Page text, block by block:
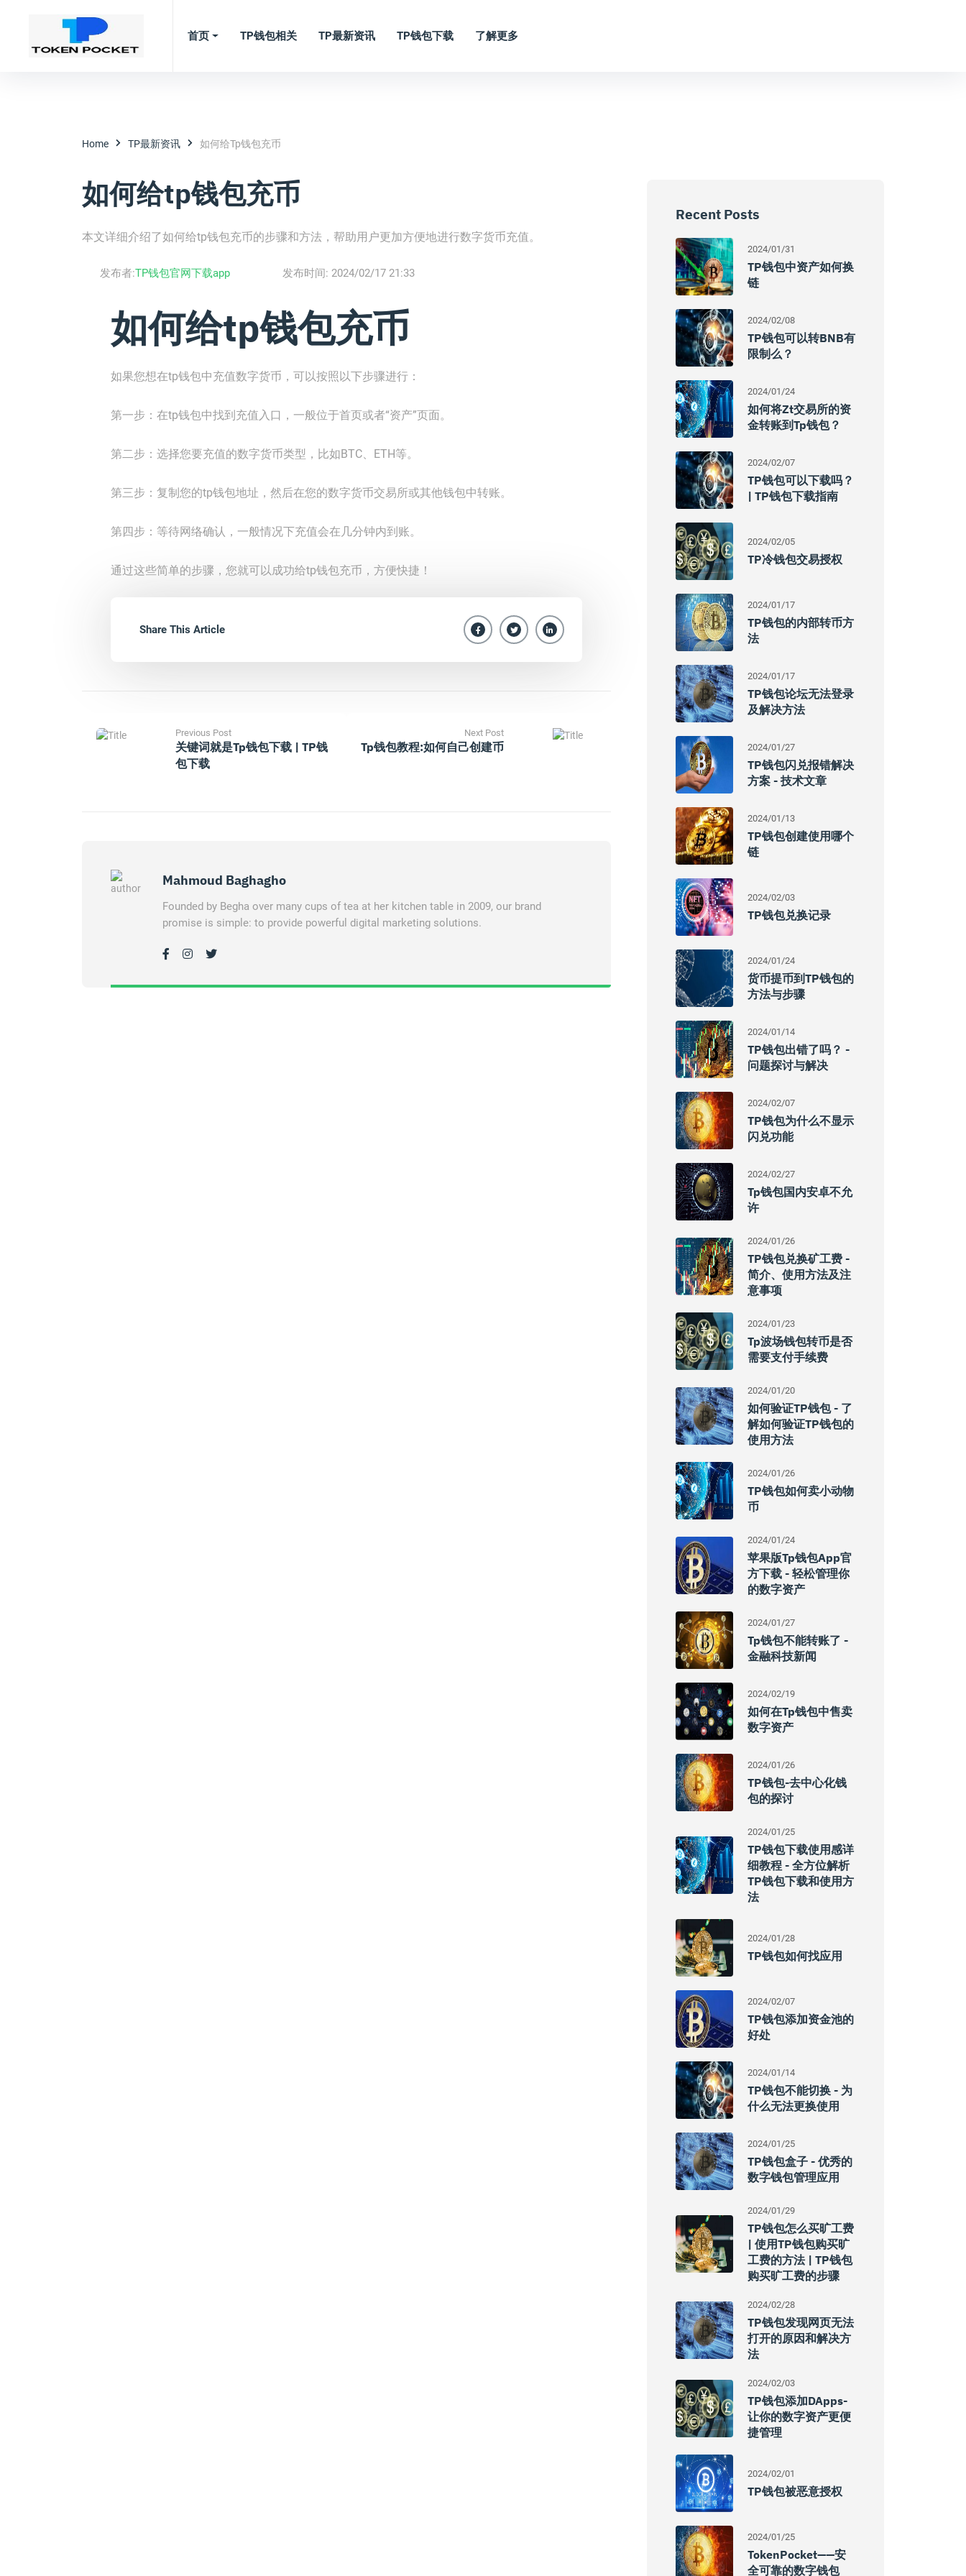
首页 TP钱包相关 TP最新资讯 TP钱包下载 了解更多
Home TP最新资讯 如何给tp钱包充币
如何给tp钱包充币
本文详细介绍了如何给tp钱包充币的步骤和方法，帮助用户更加方便地进行数字货币充值。
发布者:TP钱包官网下载app 发布时间: 2024/02/17 21:33
如何给tp钱包充币
如果您想在tp钱包中充值数字货币，可以按照以下步骤进行：
第一步：在tp钱包中找到充值入口，一般位于首页或者“资产”页面。
第二步：选择您要充值的数字货币类型，比如BTC、ETH等。
第三步：复制您的tp钱包地址，然后在您的数字货币交易所或其他钱包中转账。
第四步：等待网络确认，一般情况下充值会在几分钟内到账。
通过这些简单的步骤，您就可以成功给tp钱包充币，方便快捷！
Share This Article
Previous Post
关键词就是tp钱包下载 | TP钱
包下载
Next Post
Tp钱包教程:如何自己创建币
Mahmoud Baghagho
Founded by Begha over many cups of tea at her kitchen table in 2009, our brand
promise is simple: to provide powerful digital marketing solutions.
Recent Posts
2024/01/31
TP钱包中资产如何换
链
2024/02/08
TP钱包可以转BNB有
限制么？
2024/01/24
如何将zt交易所的资
金转账到tp钱包？
2024/02/07
TP钱包可以下载吗？
| TP钱包下载指南
2024/02/05
TP冷钱包交易授权
2024/01/17
TP钱包的内部转币方
法
2024/01/17
TP钱包论坛无法登录
及解决方法
2024/01/27
TP钱包闪兑报错解决
方案 - 技术文章
2024/01/13
TP钱包创建使用哪个
链
2024/02/03
TP钱包兑换记录
2024/01/24
货币提币到TP钱包的
方法与步骤
2024/01/14
TP钱包出错了吗？ -
问题探讨与解决
2024/02/07
TP钱包为什么不显示
闪兑功能
2024/02/27
Tp钱包国内安卓不允
许
2024/01/26
TP钱包兑换矿工费 -
简介、使用方法及注
意事项
2024/01/23
Tp波场钱包转币是否
需要支付手续费
2024/01/20
如何验证TP钱包 - 了
解如何验证TP钱包的
使用方法
2024/01/26
TP钱包如何卖小动物
币
2024/01/24
苹果版tp钱包app官
方下载 - 轻松管理你
的数字资产
2024/01/27
Tp钱包不能转账了 -
金融科技新闻
2024/02/19
如何在tp钱包中售卖
数字资产
2024/01/26
TP钱包-去中心化钱
包的探讨
2024/01/25
TP钱包下载使用感详
细教程 - 全方位解析
TP钱包下载和使用方
法
2024/01/28
TP钱包如何找应用
2024/02/07
TP钱包添加资金池的
好处
2024/01/14
TP钱包不能切换 - 为
什么无法更换使用
2024/01/25
TP钱包盒子 - 优秀的
数字钱包管理应用
2024/01/29
TP钱包怎么买旷工费
| 使用TP钱包购买旷
工费的方法 | TP钱包
购买旷工费的步骤
2024/02/28
TP钱包发现网页无法
打开的原因和解决方
法
2024/02/03
TP钱包添加DApps-
让你的数字资产更便
捷管理
2024/02/01
TP钱包被恶意授权
2024/01/25
TokenPocket——安
全可靠的数字钱包